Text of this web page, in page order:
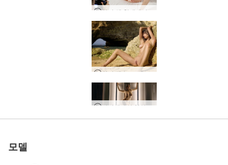
안나 엘 누드 비치 사진 촬영
다이애나의 일상, 우크라이나 키이우
Teti 벌거 벗은 아름다움시키라 A의 일상, 우크라이나 크리보필리아
Ksenia L의 하루, Bila Tserkva, 우크라이나
세계 1위 에로틱 사이트
우리와 함께하세
요
A Day In The Life of Anna L, 리비우, 우크라이나
밀라 침대 세션
스타샤 관능티아나의 일상: 새로운 새벽, 우크라이나 이바노프란키우스크프로세르피나 카보 베르데 생산
프로세르피나 카보 베르데
세계 1위 에로틱 사이트
우리와 함께하세
요
루비 도미니카 여신
우크라이나 키예프 다나의 하루
A Day In The Life of Lauren, 키예프, 우크라이나Anna L과 Danny 사랑과 정욕
안나 L 포토 세션Dariia M의 하루, 키예프, 우크라이나
토리의 하루: 새로운 새벽, 우크라이나 키이우애니 사이프러스 홀리데이
루비 정글 호텔 촬영
루비 열대 해변 촬영
세계 1위 에로틱 사이트
우리와 함께하세
요
직장에서 엠마 누드
다리나 K의 일상, 우크라이나 스콜레
제이드 성적 정신아드리아나 에로 사진
한나 알몸 요가Anna L 노골적인 사진 촬영
세계 1위 에로틱 사이트
우리와 함께하세
요
Katherina 프라이버시 없음
Riana 누드 패션 모델
몰리 솔로 섹스Margo V. Carpathians, 우크라이나의 하루
나탈리아 솔로 섹스
엠마엠과 헤라 걸 걸 파워
세계 1위 에로틱 사이트
우리와 함께하세
요
안나 l과 대니가 내 안에 정액
모델